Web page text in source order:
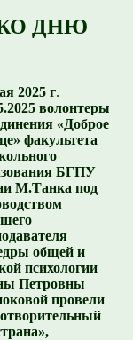
ДНЮ
2025 г.
волонтеры
«Доброе
факультета
БГПУ
М.Танка под
общей и
психологии
Петровны
провели